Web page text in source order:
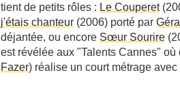
tient de petits rôles : Le Couperet
j'étais chanteur (2006) porté par
déjantée, ou encore Sœur Sourire
est révélée aux "Talents Cannes"
Fazer) réalise un court métrage